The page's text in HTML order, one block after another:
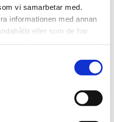
vi samarbetar med.
informationen med annan
eller som de har
, barometertryck-
och CO2-